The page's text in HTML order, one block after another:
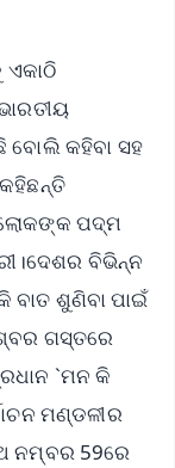
ଏକାଠି
କହିବା ସହ
ପଦ୍ମ
ବିଭିନ୍ନ
ଶୁଣିବା ପାଇଁ
ଗସ୍ତରେ
`ମନ କି
ମଣ୍ଡଳୀର
ନମ୍ବର 59ରେ